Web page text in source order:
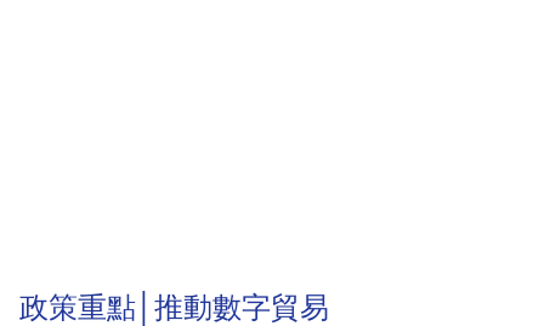
政策重點│推動數字貿易